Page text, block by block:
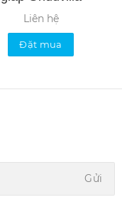
Liên hệ
Đặt mua